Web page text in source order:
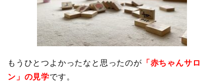
もうひとつよかったなと思ったのが 「赤ちゃんサロ
ン」の見学です。